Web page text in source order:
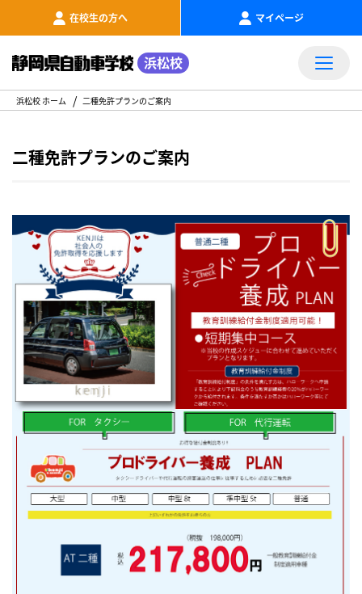
在校生の方へ マイページ
浜松校
浜松校 ホーム 二種免許プランのご案内
二種免許プランのご案内